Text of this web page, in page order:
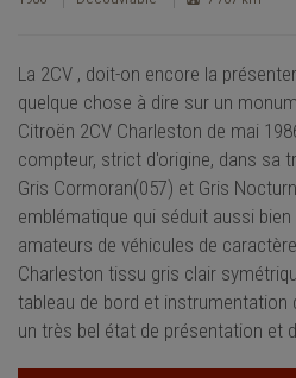
La 2CV , doit-on encore la
quelque chose à dire sur un
Citroën 2CV Charleston de mai
compteur, strict d'origine, dans sa
Gris Cormoran(057) et Gris
emblématique qui séduit aussi
amateurs de véhicules de
Charleston tissu gris clair
tableau de bord et instrumentation
un très bel état de présentation et